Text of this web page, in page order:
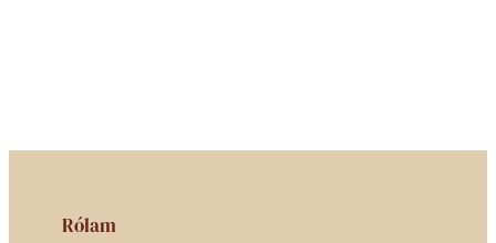
Rólam